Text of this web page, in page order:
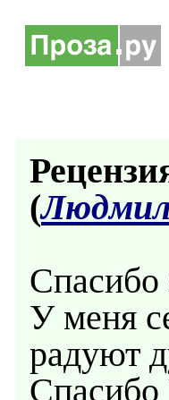
(
Спасибо
У меня
радуют